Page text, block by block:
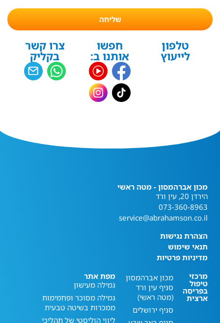
שליחה
טלפון
לייעוץ
חפשו
אותנו ב:
צרו קשר
בקליק
מכון אברהמסון - מטה ראשי
הירדן 20, עין ורד
073-360-8963
service@abrahamson.co.il
הצהרת נגישות
תנאי שימוש
מדיניות פרטיות
מרכזי
טיפול
בפריסה
ארצית
מכון אברהמסון
סניף עין ורד
(מטה ראשי)
סניף ירושלים
מפת אתר
גמילה מעישון
גמילה מסוכר ופחמימות
ממכרות בשיטה טבעית
ליווי הוליסטי של תהליכי